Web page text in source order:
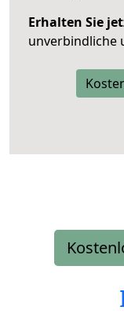
Erhalten Sie
unverbindliche